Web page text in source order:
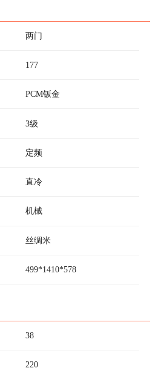
两门
177
PCM钣金
3级
定频
直冷
机械
丝绸米
499*1410*578
38
220